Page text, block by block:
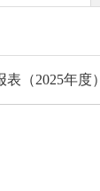
（2025年度）